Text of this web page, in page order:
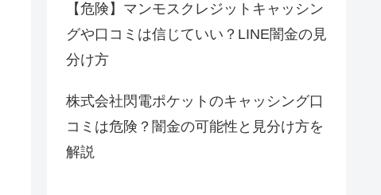
【危険】マンモスクレジットキャッシン
グや口コミは信じていい？LINE闇金の見
分け方
株式会社閃電ポケットのキャッシング口
コミは危険？闇金の可能性と見分け方を
解説